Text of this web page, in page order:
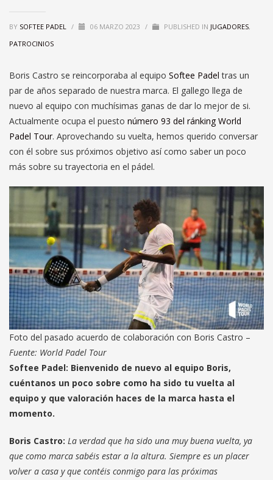
BY SOFTEE PADEL / 06 MARZO 2023 / PUBLISHED IN JUGADORES,
PATROCINIOS
Boris Castro se reincorporaba al equipo Softee Padel tras un
par de años separado de nuestra marca. El gallego llega de
nuevo al equipo con muchísimas ganas de dar lo mejor de si.
Actualmente ocupa el puesto número 93 del ránking World
Padel Tour. Aprovechando su vuelta, hemos querido conversar
con él sobre sus próximos objetivo así como saber un poco
más sobre su trayectoria en el pádel.
Foto del pasado acuerdo de colaboración con Boris Castro –
Fuente: World Padel Tour
Softee Padel: Bienvenido de nuevo al equipo Boris,
cuéntanos un poco sobre como ha sido tu vuelta al
equipo y que valoración haces de la marca hasta el
momento.
Boris Castro: La verdad que ha sido una muy buena vuelta, ya
que como marca sabéis estar a la altura. Siempre es un placer
volver a casa y que contéis conmigo para las próximas